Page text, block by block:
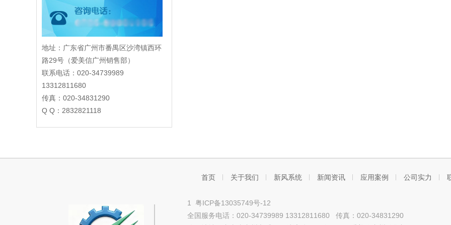
地址：广东省广州市番禺区沙湾镇西环
路29号（爱美信广州销售部）
联系电话：020-34739989
13312811680
传真：020-34831290
Q Q：2832821118
首页 关于我们 新风系统 新闻资讯 应用案例 公司实力
1 粤ICP备13035749号-12
全国服务电话：020-34739989 13312811680 传真：020-34831290